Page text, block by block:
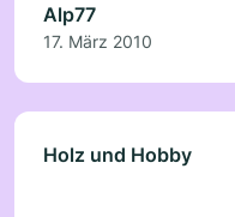
Alp77
17. März 2010
Holz und Hobby